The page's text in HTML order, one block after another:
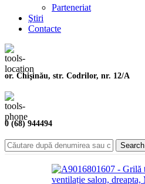
Parteneriat
Ştiri
Contacte
or. Chişinău, str. Codrilor, nr. 12/A
0 (68) 944494
Search